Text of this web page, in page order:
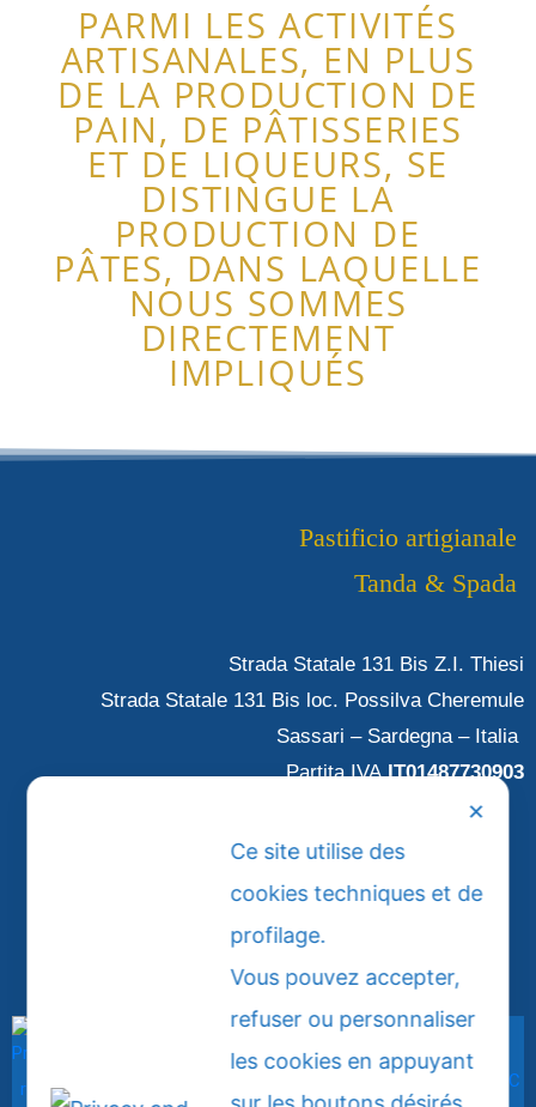
PARMI LES ACTIVITÉS
ARTISANALES, EN PLUS
DE LA PRODUCTION DE
PAIN, DE PÂTISSERIES
ET DE LIQUEURS, SE
DISTINGUE LA
PRODUCTION DE
PÂTES, DANS LAQUELLE
NOUS SOMMES
DIRECTEMENT
IMPLIQUÉS
Pastificio artigianale
Tanda & Spada
Strada Statale 131 Bis Z.I. Thiesi
Strada Statale 131 Bis loc. Possilva Cheremule
Sassari – Sardegna – Italia
Partita IVAIT01487730903
SEDE THIESI: +39 079 886 805
SEDE CHEREMULE: +39 079 676 6008
EMAIL: info@tandaespada.it
✕
Ce site utilise des
cookies techniques et de
profilage.
Vous pouvez accepter,
refuser ou personnaliser
les cookies en appuyant